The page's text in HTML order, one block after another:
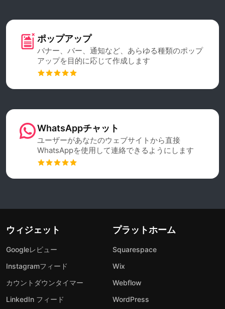
ポップアップ
バナー、バー、通知など、あらゆる種類のポップ
アップを目的に応じて作成します
WhatsAppチャット
ユーザーがあなたのウェブサイトから直接
WhatsAppを使用して連絡できるようにします
ウィジェット
Googleレビュー
Instagramフィード
カウントダウンタイマー
LinkedIn フィード
プラットホーム
Squarespace
Wix
Webflow
WordPress